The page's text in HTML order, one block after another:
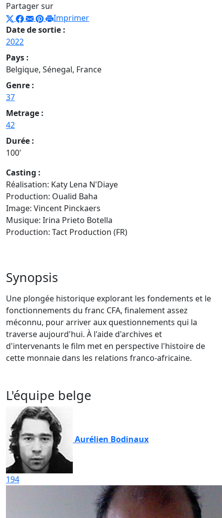
Partager sur
Imprimer
Date de sortie :
2022
Pays :
Belgique, Sénegal, France
Genre :
37
Metrage :
42
Durée :
100'
Casting :
Réalisation: Katy Lena N'Diaye
Production: Oualid Baha
Image: Vincent Pinckaers
Musique: Irina Prieto Botella
Production: Tact Production (FR)
Synopsis
Une plongée historique explorant les fondements et le
fonctionnements du franc CFA, finalement assez
méconnu, pour arriver aux questionnements qui la
traverse aujourd'hui. À l'aide d'archives et
d'intervenants le film met en perspective l'histoire de
cette monnaie dans les relations franco-africaine.
L'équipe belge
Aurélien Bodinaux
194